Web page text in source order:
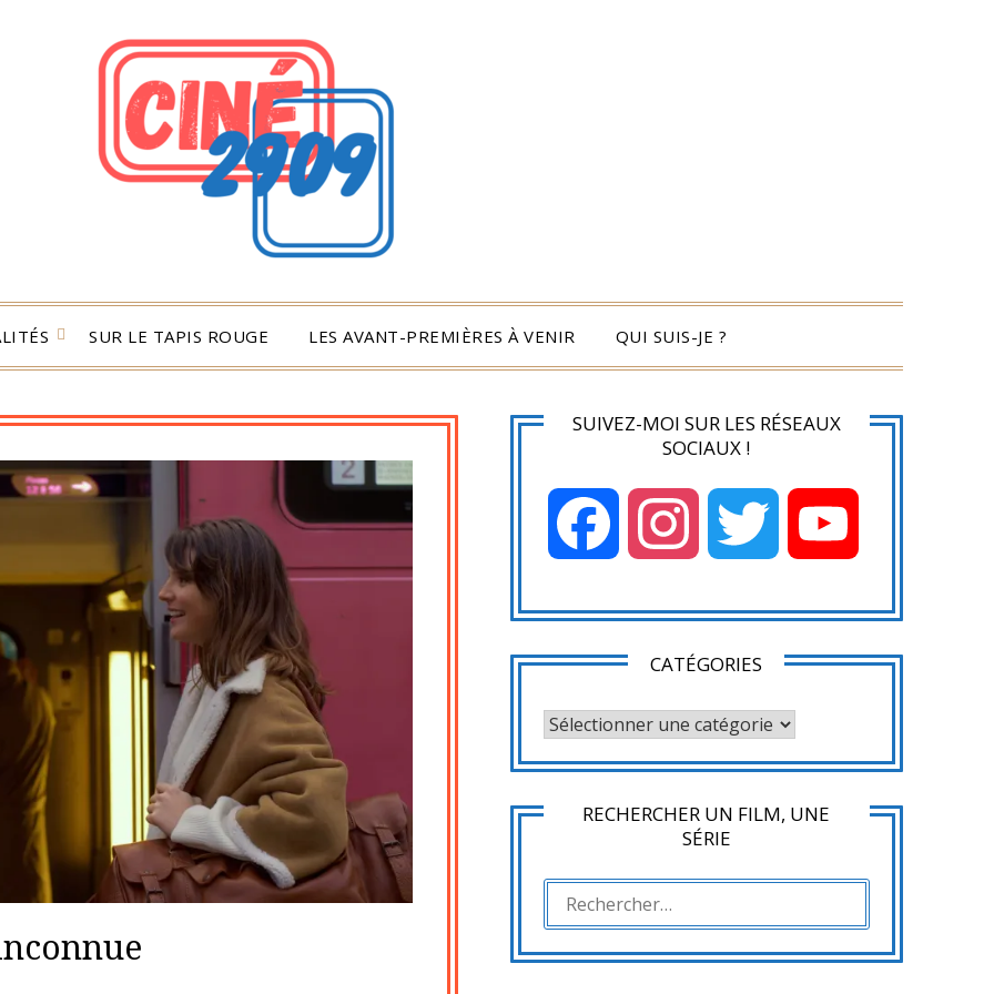
SUR LE TAPIS ROUGE LES AVANT-PREMIÈRES À VENIR QUI SUIS-JE ?
SUIVEZ-MOI SUR LES RÉSEAUX
SOCIAUX !
Facebook Instagram Twitter
CATÉGORIES
CATÉGORIES
RECHERCHER UN FILM, UNE
SÉRIE